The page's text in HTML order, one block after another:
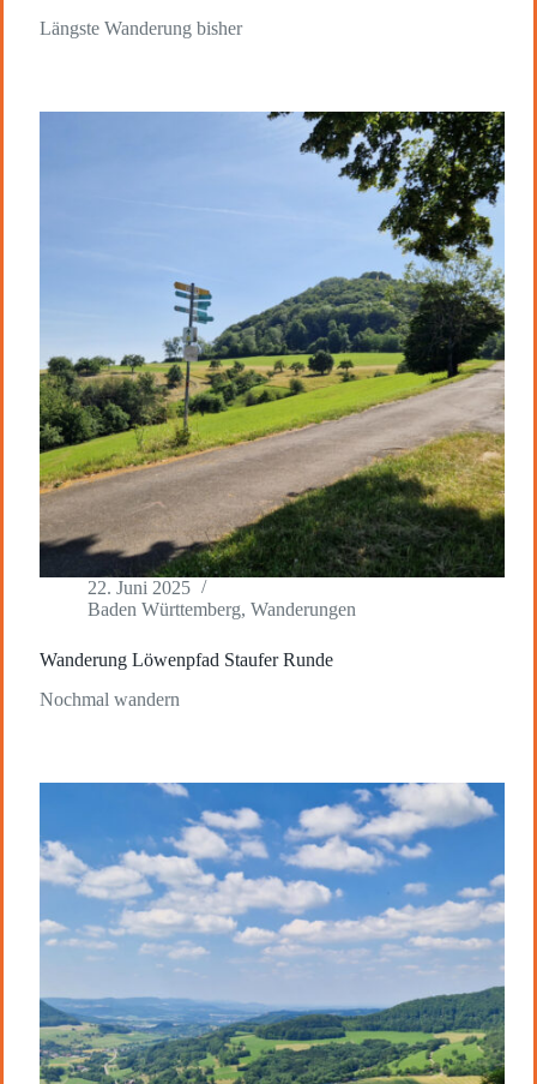
Längste Wanderung bisher
22. Juni 2025
Baden Württemberg, Wanderungen
Wanderung Löwenpfad Staufer Runde
Nochmal wandern